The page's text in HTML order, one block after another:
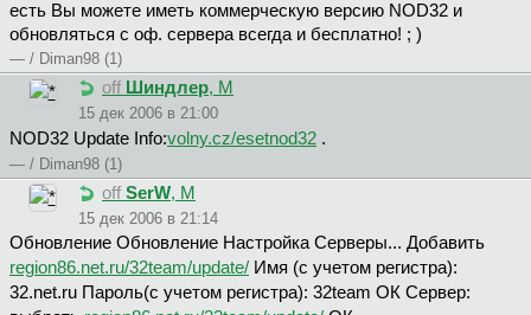
есть Вы можете иметь коммерческую версию NOD32 и
обновляться с оф. сервера всегда и бесплатно! ; )
— / Diman98 (1)
off Шиндлep, М
15 дек 2006 в 21:00
NOD32 Update Info:volny.cz/esetnod32 .
— / Diman98 (1)
off SerW, М
15 дек 2006 в 21:14
Обновление Обновление Настройка Серверы... Добавить
region86.net.ru/32team/update/ Имя (с учетом регистра):
32.net.ru Пароль(с учетом регистра): 32team ОК Сервер: